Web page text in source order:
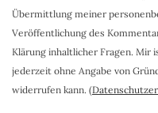
Übermittlung meiner
Veröffentlichung des
Klärung inhaltlicher Fragen. Mir
jederzeit ohne Angabe von
widerrufen kann. (